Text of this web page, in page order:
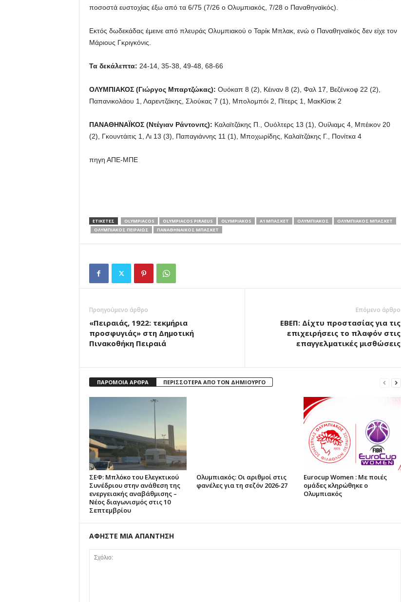
ποσοστά ευστοχίας έξω από τα 6/75 (7/26 ο Ολυμπιακός, 7/28 ο Παναθηναϊκός).
Εκτός δωδεκάδας έμεινε από πλευράς Ολυμπιακού ο Ταρίκ Μπλακ, ενώ ο Παναθηναϊκός δεν είχε τον
Μάριους Γκριγκόνις.
Τα δεκάλεπτα: 24-14, 35-38, 49-48, 68-66
ΟΛΥΜΠΙΑΚΟΣ (Γιώργος Μπαρτζώκας): Ουόκαπ 8 (2), Κέιναν 8 (2), Φαλ 17, Βεζένκοφ 22 (2),
Παπανικολάου 1, Λαρεντζάκης, Σλούκας 7 (1), Μπολομπόι 2, Πίτερς 1, ΜακΚίσικ 2
ΠΑΝΑΘΗΝΑΪΚΟΣ (Ντέγιαν Ράντονιτς): Καλαϊτζάκης Π., Ουόλτερς 13 (1), Ουίλιαμς 4, Μπέικον 20
(2), Γκουντάιτις 1, Λι 13 (3), Παπαγιάννης 11 (1), Μποχωρίδης, Καλαϊτζάκης Γ., Πονίτκα 4
πηγη ΑΠΕ-ΜΠΕ
ΕΤΙΚΕΤΕΣ OLYMPIACOS OLYMPIACOS PIRAEUS OLYMPIAKOS Α1 ΜΠΑΣΚΕΤ ΟΛΥΜΠΙΑΚΟΣ
ΟΛΥΜΠΙΑΚΟΣ ΜΠΑΣΚΕΤ
ΟΛΥΜΠΙΑΚΟΣ ΠΕΙΡΑΙΩΣ
ΠΑΝΑΘΗΝΑΙΚΟΣ ΜΠΑΣΚΕΤ
Προηγούμενο άρθρο
«Πειραιάς, 1922: τεκμήρια
προσφυγιάς» στη Δημοτική
Πινακοθήκη Πειραιά
Επόμενο άρθρο
ΕΒΕΠ: Δίχτυ προστασίας για τις
επιχειρήσεις το πλαφόν στις
επαγγελματικές μισθώσεις
ΠΑΡΟΜΟΙΑ ΑΡΘΡΑ ΠΕΡΙΣΣΟΤΕΡΑ ΑΠΟ ΤΟΝ ΔΗΜΙΟΥΡΓΟ
ΣΕΦ: Μπλόκο του Ελεγκτικού
Συνέδριου στην ανάθεση της
ενεργειακής αναβάθμισης –
Νέος διαγωνισμός στις 10
Σεπτεμβρίου
Ολυμπιακός: Οι αριθμοί στις
φανέλες για τη σεζόν 2026-27
Eurocup Women : Με ποιές
ομάδες κληρώθηκε ο
Ολυμπιακός
ΑΦΗΣΤΕ ΜΙΑ ΑΠΑΝΤΗΣΗ